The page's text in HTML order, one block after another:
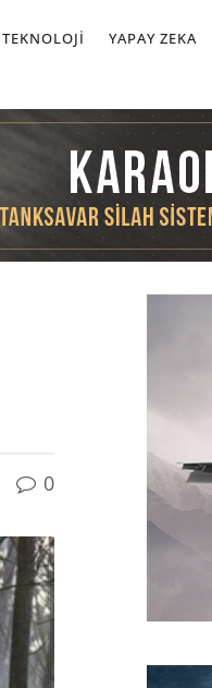
TEKNOLOJI YAPAY ZEKA
0